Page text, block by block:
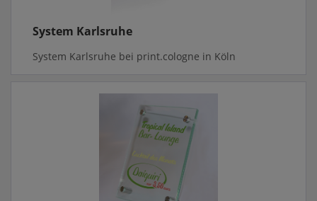
System Karlsruhe
System Karlsruhe bei print.cologne in Köln